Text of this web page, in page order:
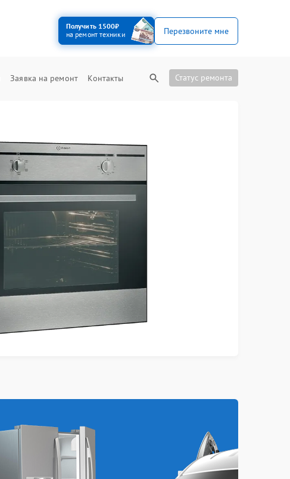
Получить 1500₽
на ремонт техники
Перезвоните мне
Заявка на ремонт Контакты Статус ремонта